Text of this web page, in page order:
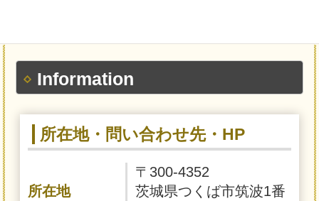
Information
所在地・問い合わせ先・HP
所在地
〒300-4352
茨城県つくば市筑波1番